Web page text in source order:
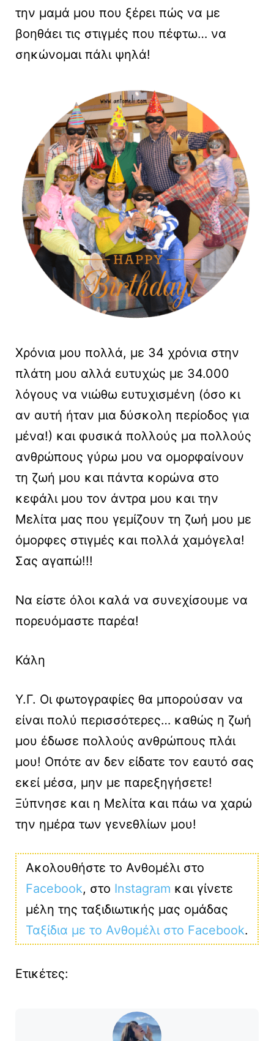
την μαμά μου που ξέρει πώς να με
βοηθάει τις στιγμές που πέφτω… να
σηκώνομαι πάλι ψηλά!
Χρόνια μου πολλά, με 34 χρόνια στην
πλάτη μου αλλά ευτυχώς με 34.000
λόγους να νιώθω ευτυχισμένη (όσο κι
αν αυτή ήταν μια δύσκολη περίοδος για
μένα!) και φυσικά πολλούς μα πολλούς
ανθρώπους γύρω μου να ομορφαίνουν
τη ζωή μου και πάντα κορώνα στο
κεφάλι μου τον άντρα μου και την
Μελίτα μας που γεμίζουν τη ζωή μου με
όμορφες στιγμές και πολλά χαμόγελα!
Σας αγαπώ!!!
Να είστε όλοι καλά να συνεχίσουμε να
πορευόμαστε παρέα!
Κάλη
Υ.Γ. Οι φωτογραφίες θα μπορούσαν να
είναι πολύ περισσότερες… καθώς η ζωή
μου έδωσε πολλούς ανθρώπους πλάι
μου! Οπότε αν δεν είδατε τον εαυτό σας
εκεί μέσα, μην με παρεξηγήσετε!
Ξύπνησε και η Μελίτα και πάω να χαρώ
την ημέρα των γενεθλίων μου!
Ακολουθήστε το Ανθομέλι στο
Facebook, στο Instagram και γίνετε
μέλη της ταξιδιωτικής μας ομάδας
Ταξίδια με το Ανθομέλι στο Facebook.
Ετικέτες: